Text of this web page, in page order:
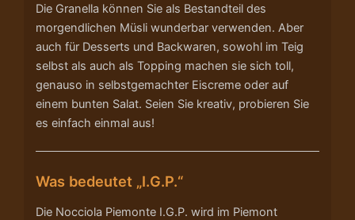
Die Granella können Sie als Bestandteil des
morgendlichen Müsli wunderbar verwenden. Aber
auch für Desserts und Backwaren, sowohl im Teig
selbst als auch als Topping machen sie sich toll,
genauso in selbstgemachter Eiscreme oder auf
einem bunten Salat. Seien Sie kreativ, probieren Sie
es einfach einmal aus!
Was bedeutet „I.G.P.“
Die Nocciola Piemonte I.G.P. wird im Piemont